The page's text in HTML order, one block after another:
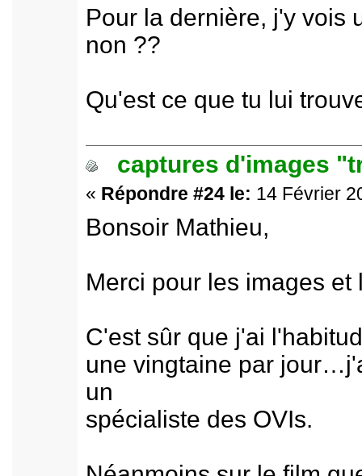
Pour la dernière, j'y vois
non ??
Qu'est ce que tu lui
captures d'images
« Répondre #24 le: 14 Février
Bonsoir Mathieu,
Merci pour les images et
C'est sûr que j'ai
une vingtaine par
un
spécialiste des OVIs.